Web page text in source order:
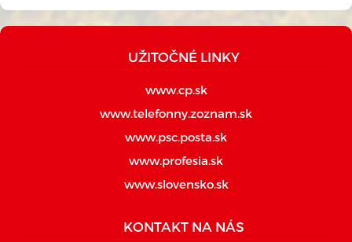
UŽITOČNÉ LINKY
www.cp.sk
www.telefonny.zoznam.sk
www.psc.posta.sk
www.profesia.sk
www.slovensko.sk
KONTAKT NA NÁS